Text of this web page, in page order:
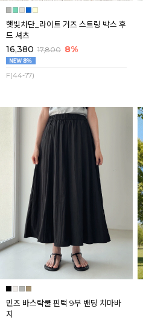
햇빛차단_라이트 거즈 스트링 박스 후
드 셔츠
16,380 17,800 8%
F(44-77)
민즈 바스락쿨 핀턱 9부 밴딩 치마바
지